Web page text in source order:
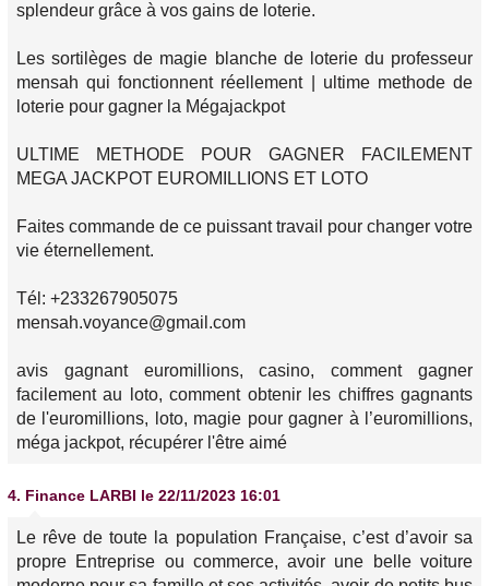
splendeur grâce à vos gains de loterie.
Les sortilèges de magie blanche de loterie du professeur
mensah qui fonctionnent réellement | ultime methode de
loterie pour gagner la Mégajackpot
ULTIME METHODE POUR GAGNER FACILEMENT
MEGA JACKPOT EUROMILLIONS ET LOTO
Faites commande de ce puissant travail pour changer votre
vie éternellement.
Tél: +233267905075
mensah.voyance@gmail.com
avis gagnant euromillions, casino, comment gagner
facilement au loto, comment obtenir les chiffres gagnants
de l'euromillions, loto, magie pour gagner à l’euromillions,
méga jackpot, récupérer l'être aimé
4. Finance LARBI le 22/11/2023 16:01
Le rêve de toute la population Française, c’est d’avoir sa
propre Entreprise ou commerce, avoir une belle voiture